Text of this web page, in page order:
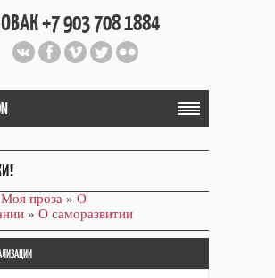
+7 903 708 1884
сайт репетитора
Дизайнера Елены Новак
Моя проза » О
» О саморазвитии